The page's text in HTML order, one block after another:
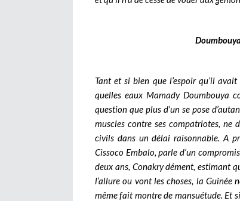
Tant et si bien que l’espoir qu’il
quelles eaux Mamady Doumbouya
question que plus d’un se pose
muscles contre ses compatriotes, ne
civils dans un délai raisonnable. A
Cissoco Embalo, parle d’un
deux ans, Conakry dément, estimant
l’allure ou vont les choses, la Guinée
même fait montre de mansuétude. Et